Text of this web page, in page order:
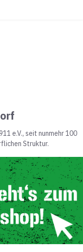
e.V., seit nunmehr 100
Struktur.